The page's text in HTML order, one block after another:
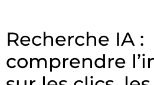
Recherche IA :
comprendre